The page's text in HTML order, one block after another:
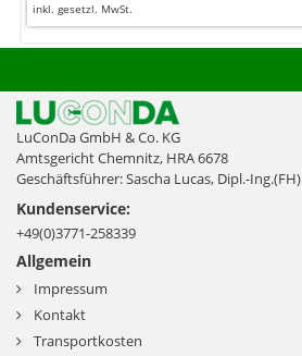
inkl. gesetzl. MwSt.
LuConDa GmbH & Co. KG
Amtsgericht Chemnitz, HRA 6678
Geschäftsführer: Sascha Lucas, Dipl.-Ing.(FH)
Kundenservice:
+49(0)3771-258339
Allgemein
Impressum
Kontakt
Transportkosten